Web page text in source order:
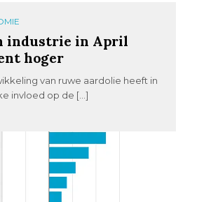
industrie in April
hoger
van ruwe aardolie heeft in
invloed op de […]